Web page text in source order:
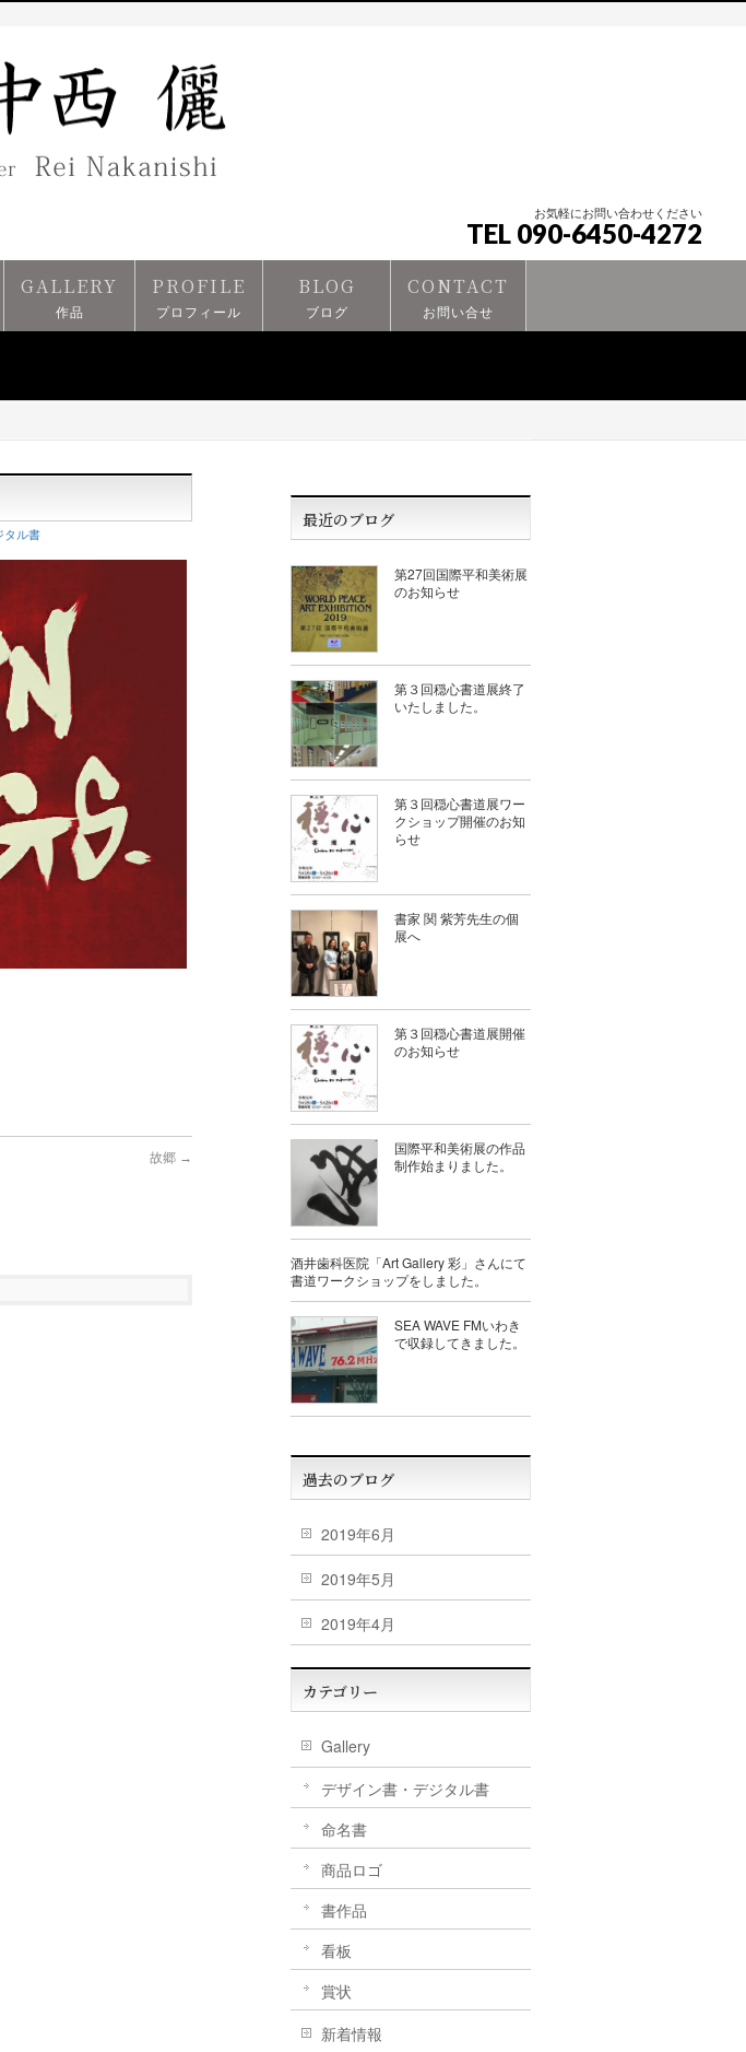
お気軽にお問い合わせください
TEL 090-6450-4272
GALLERY
作品
PROFILE
プロフィール
BLOG
ブログ
CONTACT
お問い合せ
タル書
故郷 →
最近のブログ
第27回国際平和美術展
のお知らせ
第３回穏心書道展終了
いたしました。
第３回穏心書道展ワー
クショップ開催のお知
らせ
書家 関 紫芳先生の個
展へ
第３回穏心書道展開催
のお知らせ
国際平和美術展の作品
制作始まりました。
酒井歯科医院「Art Gallery 彩」さんにて
書道ワークショップをしました。
SEA WAVE FMいわき
で収録してきました。
過去のブログ
2019年6月
2019年5月
2019年4月
カテゴリー
Gallery
デザイン書・デジタル書
命名書
商品ロゴ
書作品
看板
賞状
新着情報